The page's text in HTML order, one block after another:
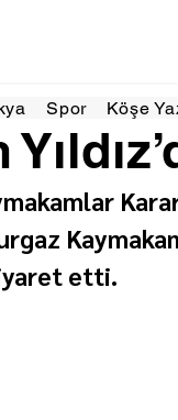
Spor Köşe
etti.